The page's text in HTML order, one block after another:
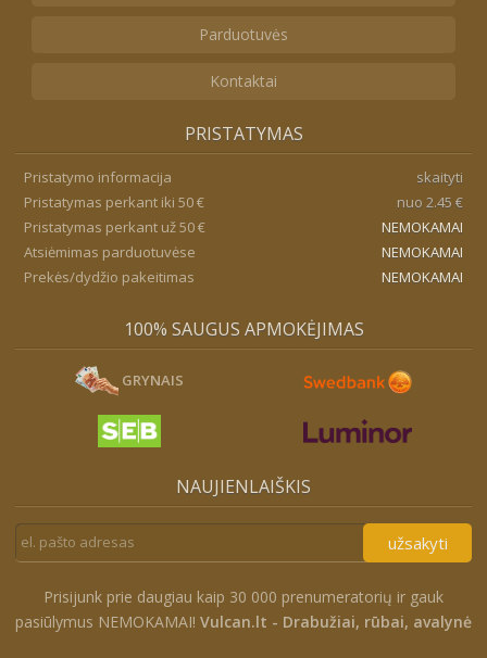
Parduotuvės
Kontaktai
PRISTATYMAS
Pristatymo informacija
skaityti
Pristatymas perkant iki 50 €
nuo 2.45 €
Pristatymas perkant už 50 €
NEMOKAMAI
Atsiėmimas parduotuvėse
NEMOKAMAI
Prekės/dydžio pakeitimas
NEMOKAMAI
100% SAUGUS APMOKĖJIMAS
GRYNAIS
NAUJIENLAIŠKIS
užsakyti
Prisijunk prie daugiau kaip 30 000 prenumeratorių ir gauk
pasiūlymus NEMOKAMAI! Vulcan.lt - Drabužiai, rūbai, avalynė